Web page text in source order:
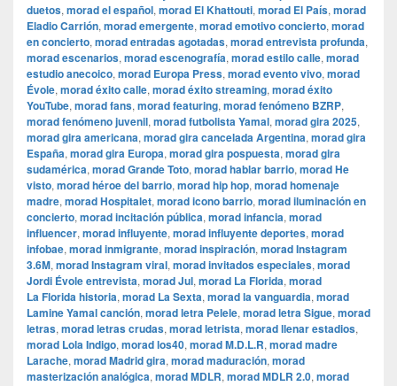
duetos, morad el español, morad El Khattouti, morad El País, morad
Eladio Carrión, morad emergente, morad emotivo concierto, morad
en concierto, morad entradas agotadas, morad entrevista profunda,
morad escenarios, morad escenografía, morad estilo calle, morad
estudio anecoico, morad Europa Press, morad evento vivo, morad
Évole, morad éxito calle, morad éxito streaming, morad éxito
YouTube, morad fans, morad featuring, morad fenómeno BZRP,
morad fenómeno juvenil, morad futbolista Yamal, morad gira 2025,
morad gira americana, morad gira cancelada Argentina, morad gira
España, morad gira Europa, morad gira pospuesta, morad gira
sudamérica, morad Grande Toto, morad hablar barrio, morad He
visto, morad héroe del barrio, morad hip hop, morad homenaje
madre, morad Hospitalet, morad icono barrio, morad iluminación en
concierto, morad incitación pública, morad infancia, morad
influencer, morad influyente, morad influyente deportes, morad
infobae, morad inmigrante, morad inspiración, morad Instagram
3.6M, morad Instagram viral, morad invitados especiales, morad
Jordi Évole entrevista, morad Jul, morad La Florida, morad
La Florida historia, morad La Sexta, morad la vanguardia, morad
Lamine Yamal canción, morad letra Pelele, morad letra Sigue, morad
letras, morad letras crudas, morad letrista, morad llenar estadios,
morad Lola Indigo, morad los40, morad M.D.L.R, morad madre
Larache, morad Madrid gira, morad maduración, morad
masterización analógica, morad MDLR, morad MDLR 2.0, morad